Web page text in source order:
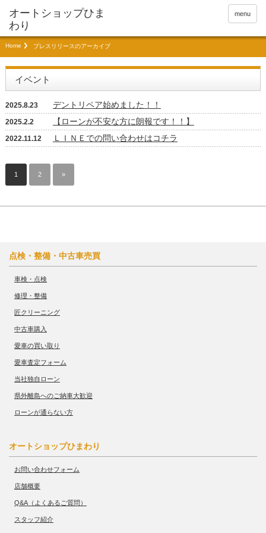
menu
Home プレスリリースのアーカイブ
イベント
2025.8.23 デントリペア始めました！！
2025.2.2 【ローンが不安な方に朗報です！！】
2022.11.12 ＬＩＮＥでの問い合わせはコチラ
1 2 »
点検・整備・中古車売買
車検・点検
修理・整備
匠クリーニング
中古車購入
愛車の買い取り
愛車査定フォーム
当社独自ローン
県外離島へのご納車大歓迎
ローンが通らない方
オートショップひまわり
お問い合わせフォーム
店舗概要
Q&A（よくあるご質問）
スタッフ紹介